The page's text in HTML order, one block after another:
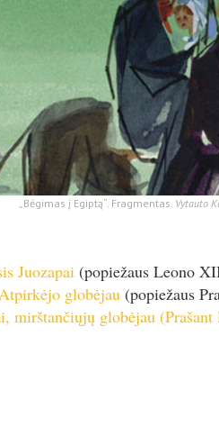
„Bėgimas į Egiptą“. Fragmentas. Vytauto
Juozapai (popiežaus Leono
globėjau (popiežaus
mirštančiųjų globėjau